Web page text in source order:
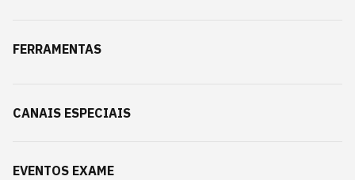
FERRAMENTAS
CANAIS ESPECIAIS
EVENTOS EXAME